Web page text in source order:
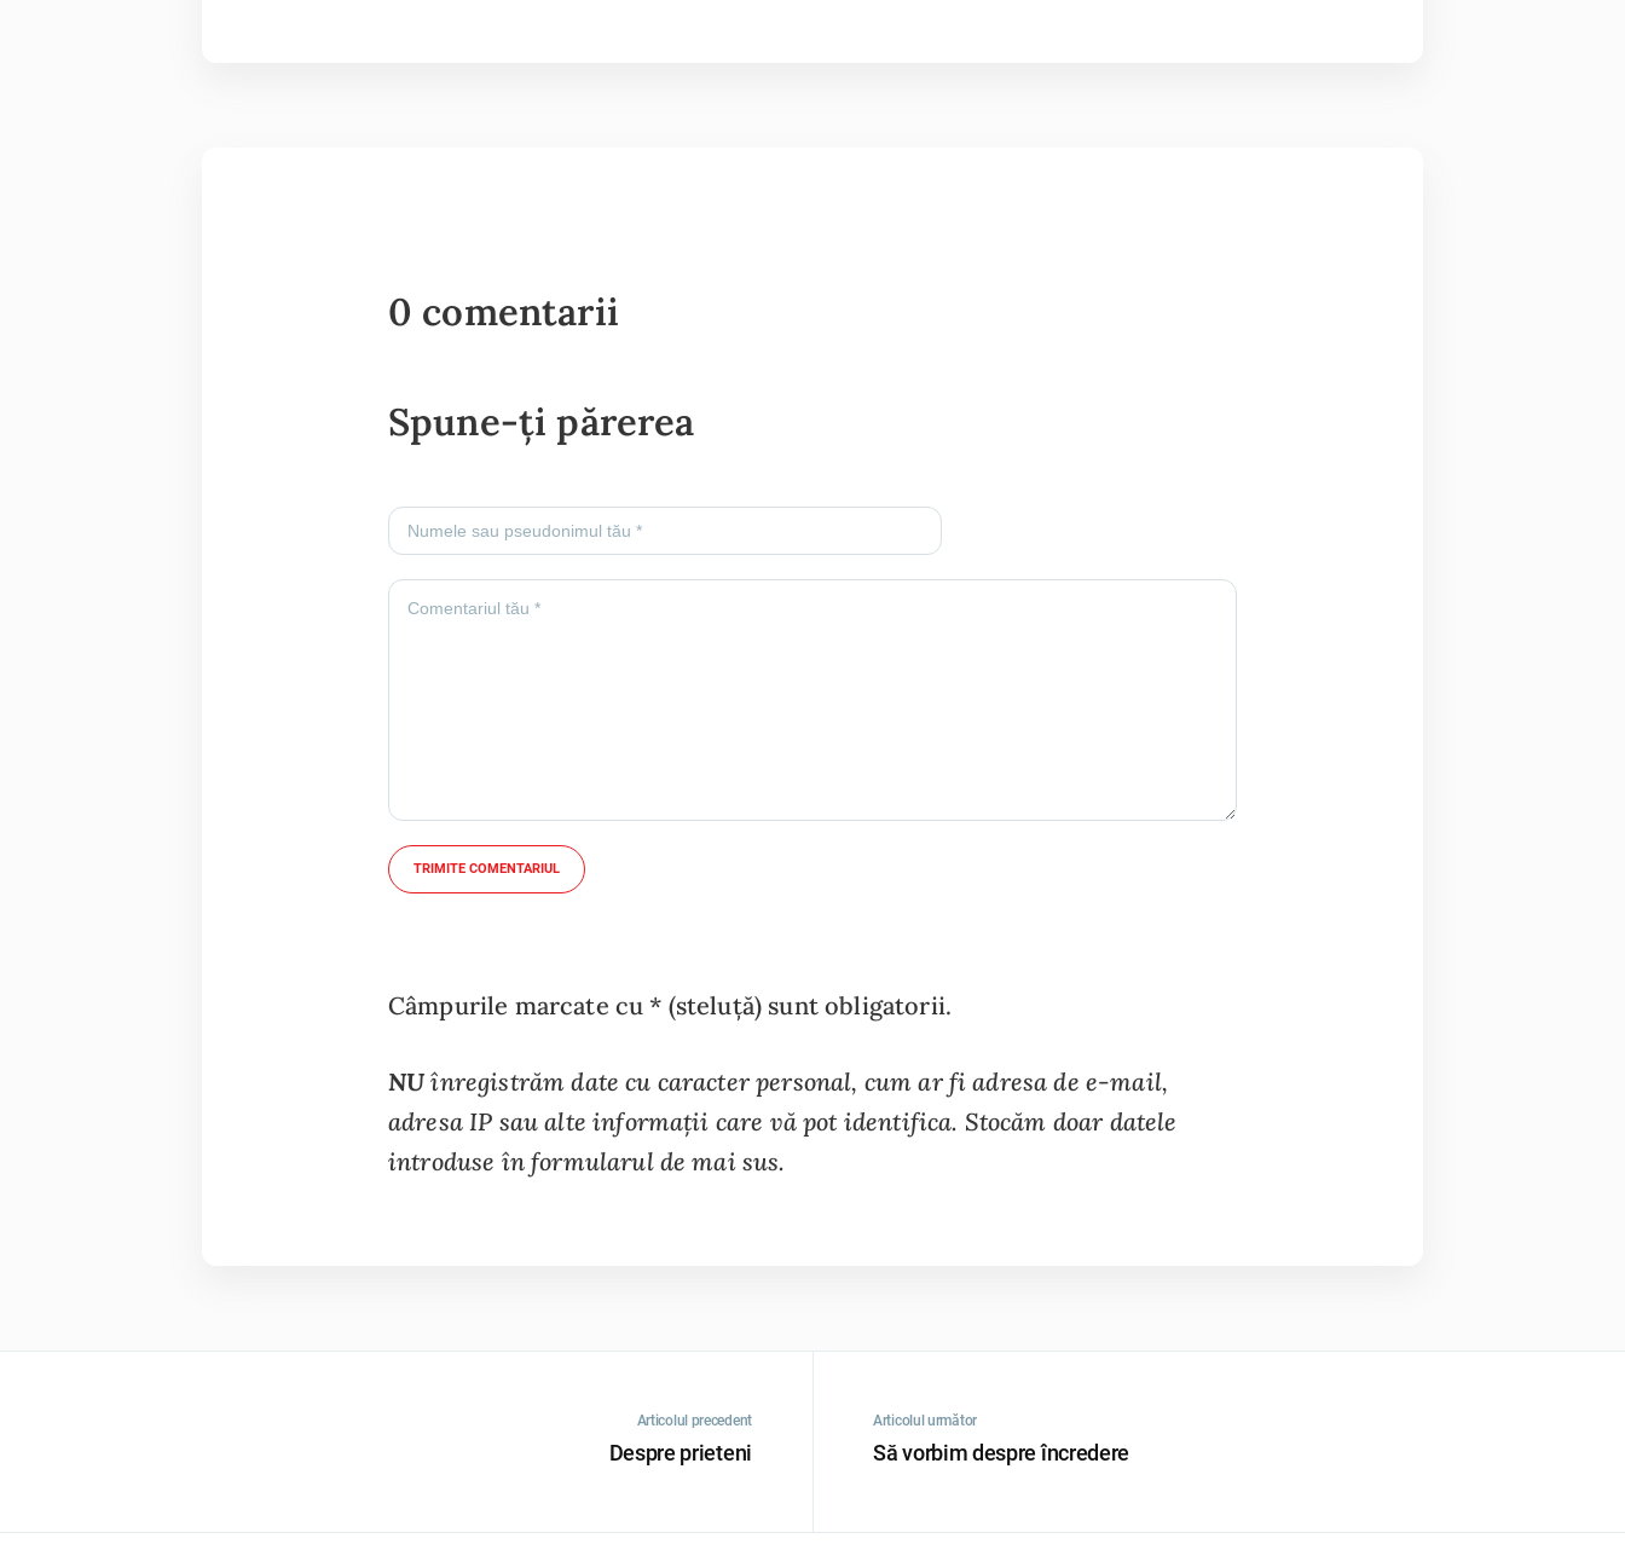
0 comentarii
Spune-ți părerea
TRIMITE COMENTARIUL
Câmpurile marcate cu * (steluță) sunt obligatorii.
NUînregistrăm date cu caracter personal, cum ar fi adresa de e-mail,
adresa IP sau alte informații care vă pot identifica. Stocăm doar datele
introduse în formularul de mai sus.
Articolul precedent
Despre prieteni
Articolul următor
Să vorbim despre încredere